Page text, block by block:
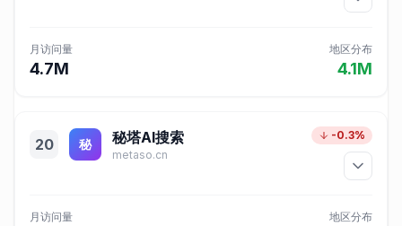
月访问量
4.7M
地区分布
4.1M
20 秘 秘塔AI搜索
metaso.cn
-0.3%
月访问量 地区分布